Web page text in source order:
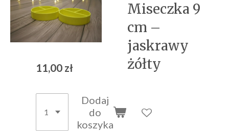
Miseczka 9
cm –
jaskrawy
żółty
11,00 zł
Dodaj
do
koszyka